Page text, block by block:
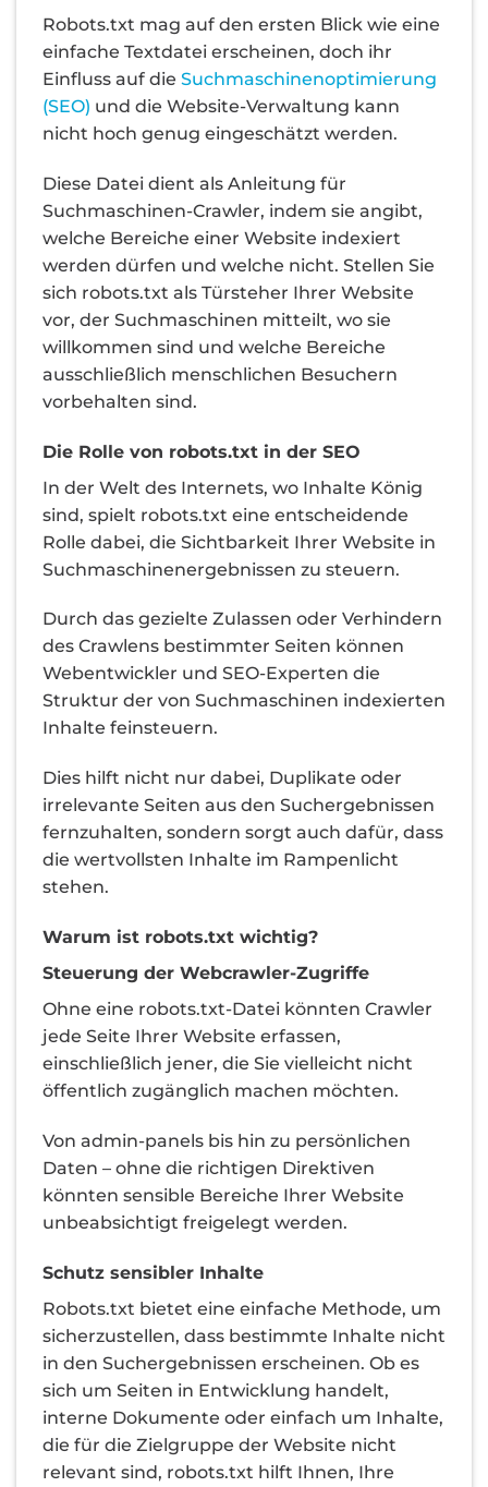
Robots.txt mag auf den ersten Blick wie eine
einfache Textdatei erscheinen, doch ihr
Einfluss auf die Suchmaschinenoptimierung
(SEO) und die Website-Verwaltung kann
nicht hoch genug eingeschätzt werden.
Diese Datei dient als Anleitung für
Suchmaschinen-Crawler, indem sie angibt,
welche Bereiche einer Website indexiert
werden dürfen und welche nicht. Stellen Sie
sich robots.txt als Türsteher Ihrer Website
vor, der Suchmaschinen mitteilt, wo sie
willkommen sind und welche Bereiche
ausschließlich menschlichen Besuchern
vorbehalten sind.
Die Rolle von robots.txt in der SEO
In der Welt des Internets, wo Inhalte König
sind, spielt robots.txt eine entscheidende
Rolle dabei, die Sichtbarkeit Ihrer Website in
Suchmaschinenergebnissen zu steuern.
Durch das gezielte Zulassen oder Verhindern
des Crawlens bestimmter Seiten können
Webentwickler und SEO-Experten die
Struktur der von Suchmaschinen indexierten
Inhalte feinsteuern.
Dies hilft nicht nur dabei, Duplikate oder
irrelevante Seiten aus den Suchergebnissen
fernzuhalten, sondern sorgt auch dafür, dass
die wertvollsten Inhalte im Rampenlicht
stehen.
Warum ist robots.txt wichtig?
Steuerung der Webcrawler-Zugriffe
Ohne eine robots.txt-Datei könnten Crawler
jede Seite Ihrer Website erfassen,
einschließlich jener, die Sie vielleicht nicht
öffentlich zugänglich machen möchten.
Von admin-panels bis hin zu persönlichen
Daten – ohne die richtigen Direktiven
könnten sensible Bereiche Ihrer Website
unbeabsichtigt freigelegt werden.
Schutz sensibler Inhalte
Robots.txt bietet eine einfache Methode, um
sicherzustellen, dass bestimmte Inhalte nicht
in den Suchergebnissen erscheinen. Ob es
sich um Seiten in Entwicklung handelt,
interne Dokumente oder einfach um Inhalte,
die für die Zielgruppe der Website nicht
relevant sind, robots.txt hilft Ihnen, Ihre